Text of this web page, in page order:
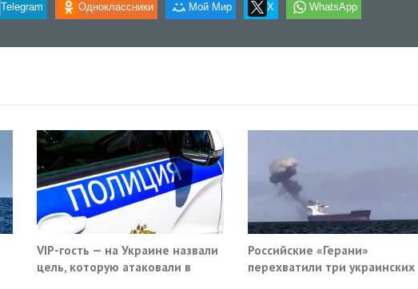
Telegram Одноклассники Мой Мир X WhatsApp
VIP-гость — на Украине назвали
цель, которую атаковали в
Российские «Герани»
перехватили три украинских